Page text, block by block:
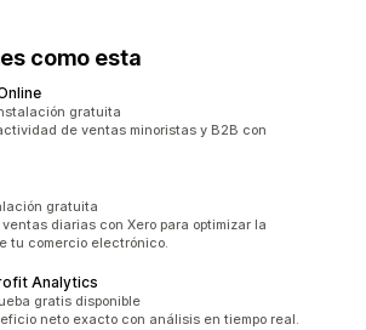
como esta
total
gratuita
de ventas minoristas y B2B con
gratuita
diarias con Xero para optimizar la
tu comercio electrónico.
Analytics
totalgratis disponible
neto exacto con análisis en tiempo real.